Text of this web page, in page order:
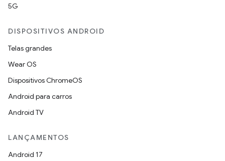
5G
DISPOSITIVOS ANDROID
Telas grandes
Wear OS
Dispositivos ChromeOS
Android para carros
Android TV
LANÇAMENTOS
Android 17